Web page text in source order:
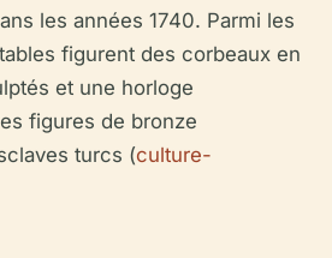
les années 1740. Parmi les
figurent des corbeaux en
et une horloge
figures de bronze
turcs (culture-